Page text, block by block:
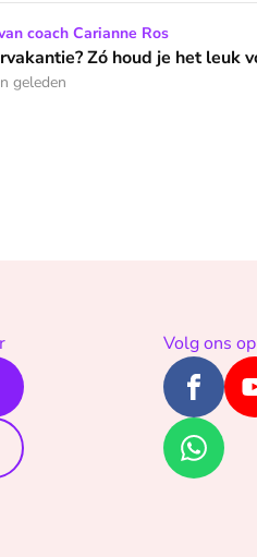
je het leuk voor de kinderen!
coach Carianne Ros
Zó houd je het leuk
geleden
Volg ons op